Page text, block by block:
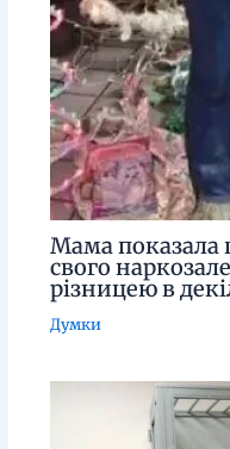
Мама показала
свого
різницею в
Думки